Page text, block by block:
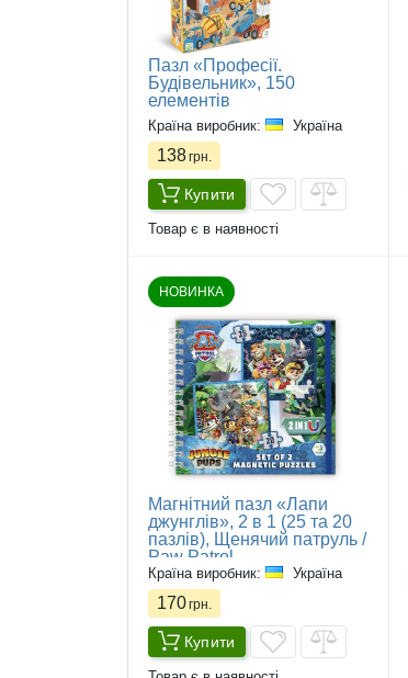
Пазл «Професії.
Будівельник», 150
елементів
Країна виробник: Україна
138грн.
Купити
Товар є в наявності
НОВИНКА
Магнітний пазл «Лапи
джунглів», 2 в 1 (25 та 20
пазлів), Щенячий патруль /
Paw Patrol
Країна виробник: Україна
170грн.
Купити